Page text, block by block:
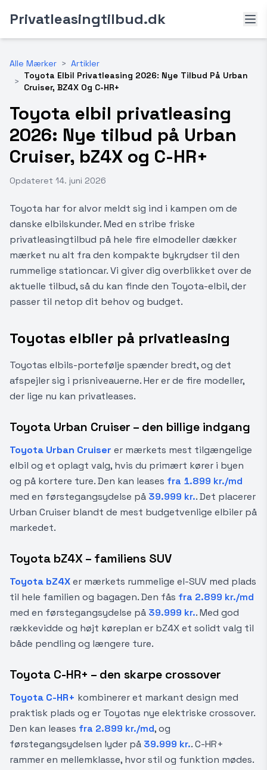
Privatleasingtilbud.dk
Alle Mærker > Artikler
>
Toyota Elbil Privatleasing 2026: Nye Tilbud På Urban
Cruiser, BZ4X Og C-HR+
Toyota elbil privatleasing
2026: Nye tilbud på Urban
Cruiser, bZ4X og C-HR+
Opdateret 14. juni 2026
Toyota har for alvor meldt sig ind i kampen om de
danske elbilskunder. Med en stribe friske
privatleasingtilbud på hele fire elmodeller dækker
mærket nu alt fra den kompakte bykrydser til den
rummelige stationcar. Vi giver dig overblikket over de
aktuelle tilbud, så du kan finde den Toyota-elbil, der
passer til netop dit behov og budget.
Toyotas elbiler på privatleasing
Toyotas elbils-portefølje spænder bredt, og det
afspejler sig i prisniveauerne. Her er de fire modeller,
der lige nu kan privatleases.
Toyota Urban Cruiser – den billige indgang
Toyota Urban Cruiser er mærkets mest tilgængelige
elbil og et oplagt valg, hvis du primært kører i byen
og på kortere ture. Den kan leases fra 1.899 kr./md
med en førstegangsydelse på 39.999 kr.. Det placerer
Urban Cruiser blandt de mest budgetvenlige elbiler på
markedet.
Toyota bZ4X – familiens SUV
Toyota bZ4Xer mærkets rummelige el-SUV med plads
til hele familien og bagagen. Den fås fra 2.899 kr./md
med en førstegangsydelse på 39.999 kr.. Med god
rækkevidde og højt køreplan er bZ4X et solidt valg til
både pendling og længere ture.
Toyota C-HR+ – den skarpe crossover
Toyota C-HR+ kombinerer et markant design med
praktisk plads og er Toyotas nye elektriske crossover.
Den kan leases fra 2.899 kr./md, og
førstegangsydelsen lyder på 39.999 kr.. C-HR+
rammer en mellemklasse, hvor stil og funktion mødes.